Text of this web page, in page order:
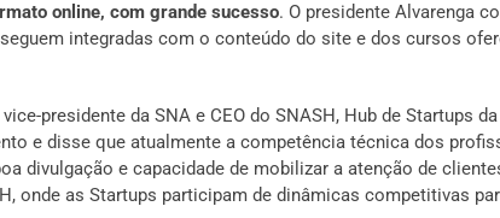
online, com grande sucesso. O presidente Alvarenga
integradas com o conteúdo do site e dos cursos
vice-presidente da SNA e CEO do SNASH, Hub de Startups
e disse que atualmente a competência técnica dos
divulgação e capacidade de mobilizar a atenção de
onde as Startups participam de dinâmicas competitivas